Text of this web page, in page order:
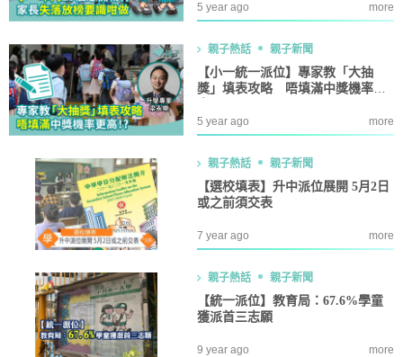
5 year ago more
親子熱話 親子新聞
【小一統一派位】專家教「大抽
獎」填表攻略 唔填滿中獎機率更
5 year ago more
親子熱話 親子新聞
【選校填表】升中派位展開 5月2日
或之前須交表
7 year ago more
親子熱話 親子新聞
【統一派位】教育局：67.6%學童
獲派首三志願
9 year ago more